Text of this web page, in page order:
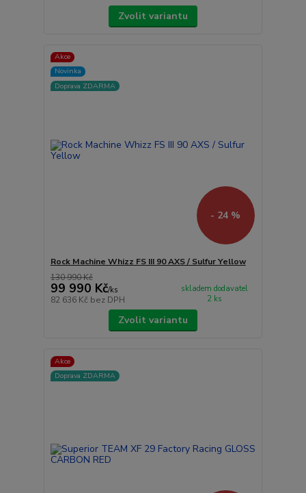
Zvolit variantu
Akce
Novinka
Doprava ZDARMA
- 24 %
Rock Machine Whizz FS III 90 AXS / Sulfur Yellow
130 990 Kč
99 990 Kč/ks
82 636 Kč bez DPH
skladem dodavatel
2 ks
Zvolit variantu
Akce
Doprava ZDARMA